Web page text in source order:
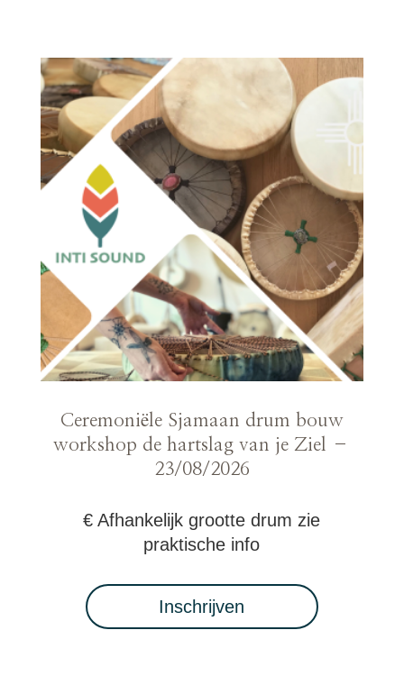
Ceremoniële Sjamaan drum bouw
workshop de hartslag van je Ziel –
23/08/2026
€ Afhankelijk grootte drum zie
praktische info
Inschrijven